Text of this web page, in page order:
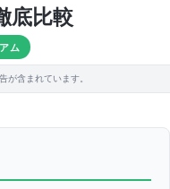
底比較
ム
が含まれています。